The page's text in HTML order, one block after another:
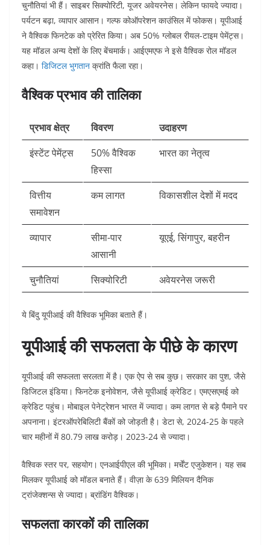
चुनौतियां भी हैं। साइबर सिक्योरिटी, यूजर अवेयरनेस। लेकिन फायदे ज्यादा।
पर्यटन बढ़ा, व्यापार आसान। गल्फ कोऑपरेशन काउंसिल में फोकस। यूपीआई
ने वैश्विक फिनटेक को प्रेरित किया। अब 50% ग्लोबल रीयल-टाइम पेमेंट्स।
यह मॉडल अन्य देशों के लिए बेंचमार्क। आईएमएफ ने इसे वैश्विक रोल मॉडल
कहा। डिजिटल भुगतान क्रांति फैला रहा।​
वैश्विक प्रभाव की तालिका
प्रभाव क्षेत्र विवरण
उदाहरण
इंस्टेंट पेमेंट्स
50% वैश्विक
हिस्सा
भारत का नेतृत्व ​
वित्तीय
समावेशन
कम लागत विकासशील देशों में मदद ​
व्यापार
सीमा-पार
आसानी
यूएई, सिंगापुर, बहरीन ​
चुनौतियां सिक्योरिटी अवेयरनेस जरूरी ​
ये बिंदु यूपीआई की वैश्विक भूमिका बताते हैं।​
यूपीआई की सफलता के पीछे के कारण
यूपीआई की सफलता सरलता में है। एक ऐप से सब कुछ। सरकार का पुश, जैसे
डिजिटल इंडिया। फिनटेक इनोवेशन, जैसे यूपीआई क्रेडिट। एमएसएमई को
क्रेडिट पहुंच। मोबाइल पेनेट्रेशन भारत में ज्यादा। कम लागत से बड़े पैमाने पर
अपनाना। इंटरऑपरेबिलिटी बैंकों को जोड़ती है। डेटा से, 2024-25 के पहले
चार महीनों में 80.79 लाख करोड़। 2023-24 से ज्यादा।​
वैश्विक स्तर पर, सहयोग। एनआईपीएल की भूमिका। मर्चेंट एजुकेशन। यह सब
मिलकर यूपीआई को मॉडल बनाते हैं। वीज़ा के 639 मिलियन दैनिक
ट्रांजेक्शन्स से ज्यादा। ब्रांडिंग वैश्विक।​
सफलता कारकों की तालिका